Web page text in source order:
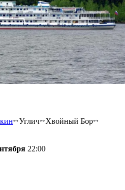
Углич
Хвойный Бор
22:00